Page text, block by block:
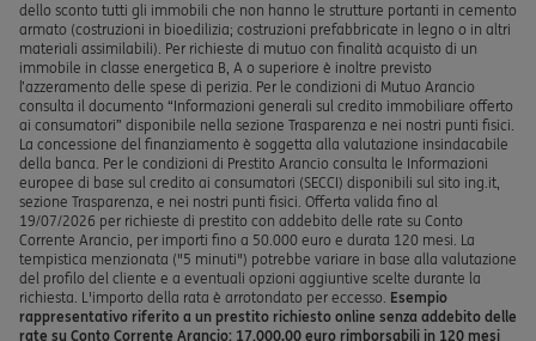
dello sconto tutti gli immobili che non hanno le strutture portanti in cemento
armato (costruzioni in bioedilizia; costruzioni prefabbricate in legno o in altri
materiali assimilabili). Per richieste di mutuo con finalità acquisto di un
immobile in classe energetica B, A o superiore è inoltre previsto
l’azzeramento delle spese di perizia. Per le condizioni di Mutuo Arancio
consulta il documento “Informazioni generali sul credito immobiliare offerto
ai consumatori” disponibile nella sezione Trasparenza e nei nostri punti fisici.
La concessione del finanziamento è soggetta alla valutazione insindacabile
della banca. Per le condizioni di Prestito Arancio consulta le Informazioni
europee di base sul credito ai consumatori (SECCI) disponibili sul sito ing.it,
sezione Trasparenza, e nei nostri punti fisici. Offerta valida fino al
19/07/2026 per richieste di prestito con addebito delle rate su Conto
Corrente Arancio, per importi fino a 50.000 euro e durata 120 mesi. La
tempistica menzionata ("5 minuti") potrebbe variare in base alla valutazione
del profilo del cliente e a eventuali opzioni aggiuntive scelte durante la
richiesta. L'importo della rata è arrotondato per eccesso. Esempio
rappresentativo riferito a un prestito richiesto online senza addebito delle
rate su Conto Corrente Arancio: 17.000,00 euro rimborsabili in 120 mesi